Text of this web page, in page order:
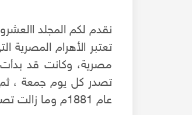
مصرية، وكانت قد
عام 1881م وما زالت تصدر حتى اليوم.